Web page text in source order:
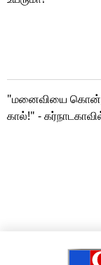
"மனைவியை
கால்!" -